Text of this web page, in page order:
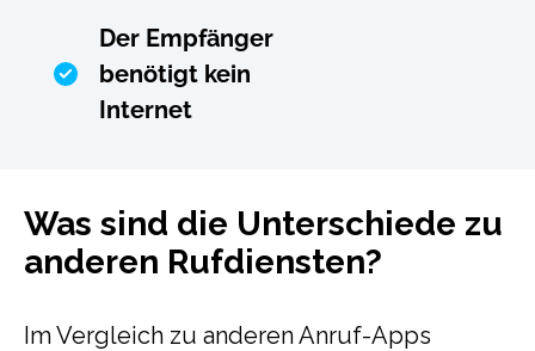
Der Empfänger
benötigt kein
Internet
Was sind die Unterschiede zu
anderen Rufdiensten?
Im Vergleich zu anderen Anruf-Apps